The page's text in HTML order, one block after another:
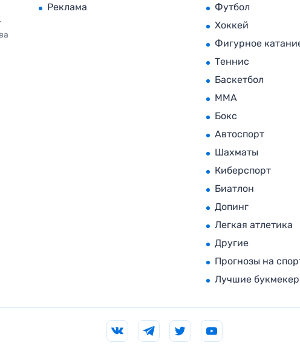
Реклама
Футбол
Хоккей
Фигурное
Теннис
Баскетбол
MMA
Бокс
Автоспорт
Шахматы
Киберспорт
Биатлон
Допинг
Легкая атлетика
Другие
Прогнозы на
Лучшие